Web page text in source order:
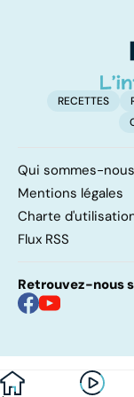
RECETTES
Qui sommes-
Mentions légales
Charte
Flux RSS
Retrouvez-nous